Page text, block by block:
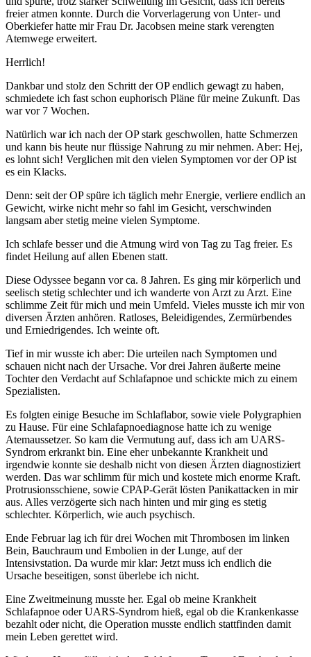
freier atmen konnte. Durch die Vorverlagerung von Unter- und
Oberkiefer hatte mir Frau Dr. Jacobsen meine stark verengten
Atemwege erweitert.
Herrlich!
Dankbar und stolz den Schritt der OP endlich gewagt zu haben,
schmiedete ich fast schon euphorisch Pläne für meine Zukunft. Das
war vor 7 Wochen.
Natürlich war ich nach der OP stark geschwollen, hatte Schmerzen
und kann bis heute nur flüssige Nahrung zu mir nehmen. Aber: Hej,
es lohnt sich! Verglichen mit den vielen Symptomen vor der OP ist
es ein Klacks.
Denn: seit der OP spüre ich täglich mehr Energie, verliere endlich an
Gewicht, wirke nicht mehr so fahl im Gesicht, verschwinden
langsam aber stetig meine vielen Symptome.
Ich schlafe besser und die Atmung wird von Tag zu Tag freier. Es
findet Heilung auf allen Ebenen statt.
Diese Odyssee begann vor ca. 8 Jahren. Es ging mir körperlich und
seelisch stetig schlechter und ich wanderte von Arzt zu Arzt. Eine
schlimme Zeit für mich und mein Umfeld. Vieles musste ich mir von
diversen Ärzten anhören. Ratloses, Beleidigendes, Zermürbendes
und Erniedrigendes. Ich weinte oft.
Tief in mir wusste ich aber: Die urteilen nach Symptomen und
schauen nicht nach der Ursache. Vor drei Jahren äußerte meine
Tochter den Verdacht auf Schlafapnoe und schickte mich zu einem
Spezialisten.
Es folgten einige Besuche im Schlaflabor, sowie viele Polygraphien
zu Hause. Für eine Schlafapnoediagnose hatte ich zu wenige
Atemaussetzer. So kam die Vermutung auf, dass ich am UARS-
Syndrom erkrankt bin. Eine eher unbekannte Krankheit und
irgendwie konnte sie deshalb nicht von diesen Ärzten diagnostiziert
werden. Das war schlimm für mich und kostete mich enorme Kraft.
Protrusionsschiene, sowie CPAP-Gerät lösten Panikattacken in mir
aus. Alles verzögerte sich nach hinten und mir ging es stetig
schlechter. Körperlich, wie auch psychisch.
Ende Februar lag ich für drei Wochen mit Thrombosen im linken
Bein, Bauchraum und Embolien in der Lunge, auf der
Intensivstation. Da wurde mir klar: Jetzt muss ich endlich die
Ursache beseitigen, sonst überlebe ich nicht.
Eine Zweitmeinung musste her. Egal ob meine Krankheit
Schlafapnoe oder UARS-Syndrom hieß, egal ob die Krankenkasse
bezahlt oder nicht, die Operation musste endlich stattfinden damit
mein Leben gerettet wird.